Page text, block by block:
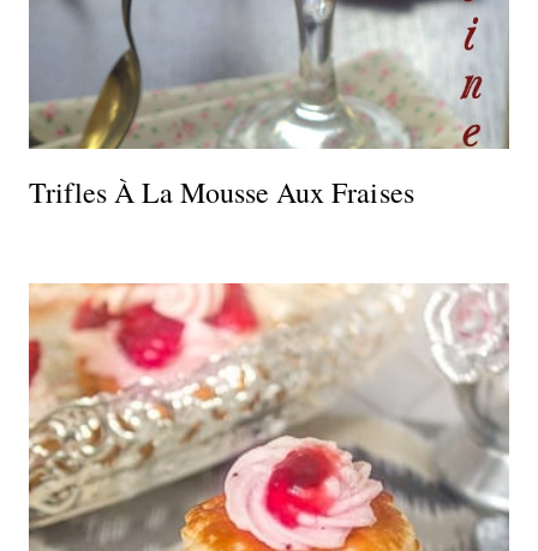
Trifles À La Mousse Aux Fraises